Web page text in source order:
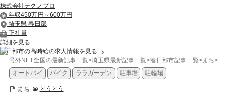
株式会社テクノプロ
年収450万円～600万円
埼玉県 春日部
正社員
詳細を見る
春日部市の高時給の求人情報を見る
号外NET全国の最新記事一覧>埼玉県最新記事一覧>春日部市記事一覧>まち>【
オートバイ
バイク ララガーデン 駐車場 駐輪場
まち とうとう